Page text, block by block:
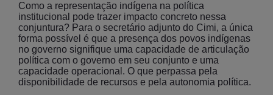
Como a representação indígena na política
institucional pode trazer impacto concreto nessa
conjuntura? Para o secretário adjunto do Cimi, a única
forma possível é que a presença dos povos indígenas
no governo signifique uma capacidade de articulação
política com o governo em seu conjunto e uma
capacidade operacional. O que perpassa pela
disponibilidade de recursos e pela autonomia política.